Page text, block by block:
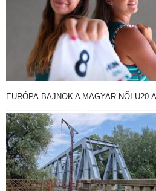
EURÓPA-BAJNOK A MAGYAR NŐI